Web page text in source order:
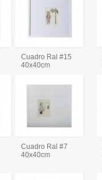
Cuadro Ral #15
40x40cm
Cuadro Ral #7
40x40cm